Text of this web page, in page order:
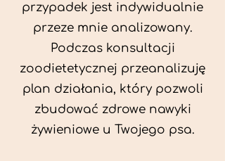
przypadek jest indywidualnie
przeze mnie analizowany.
Podczas konsultacji
zoodietetycznej przeanalizuję
plan działania, który pozwoli
zbudować zdrowe nawyki
żywieniowe u Twojego psa.